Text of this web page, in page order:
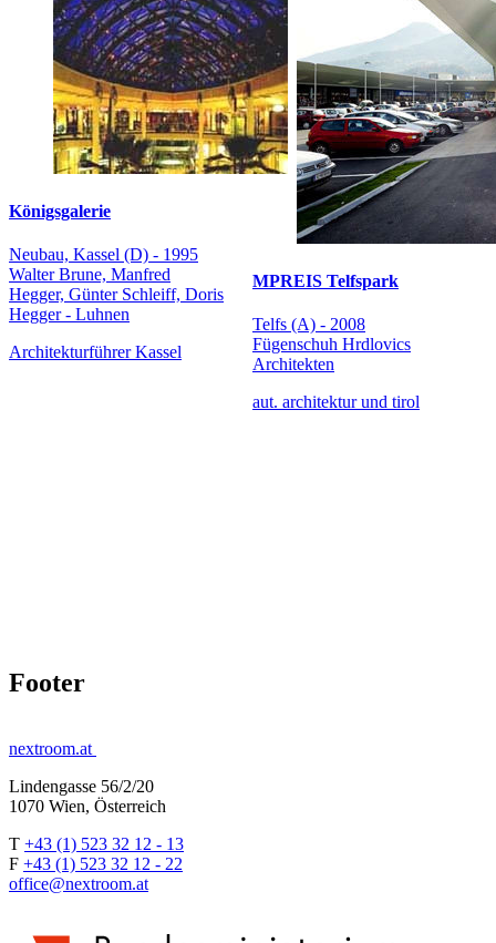
Königsgalerie
Neubau, Kassel (D) - 1995
Walter Brune, Manfred
Hegger, Günter Schleiff, Doris
Hegger - Luhnen
Architekturführer Kassel
MPREIS Telfspark
Telfs (A) - 2008
Fügenschuh Hrdlovics
Architekten
aut. architektur und tirol
Footer
nextroom.at
Lindengasse 56/2/20
1070 Wien, Österreich
T +43 (1) 523 32 12 - 13
F +43 (1) 523 32 12 - 22
office@nextroom.at